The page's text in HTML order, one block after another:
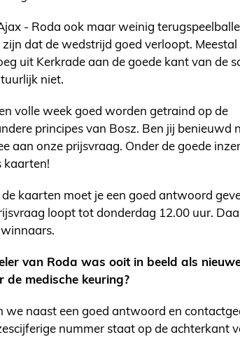
- Roda ook maar weinig
dat de wedstrijd goed verloopt. Meestal
uit Kerkrade aan de goede kant van de
niet.
volle week goed worden getraind op de
principes van Bosz. Ben jij benieuwd
aan onze prijsvraag. Onder de goede
kaarten!
kaarten moet je een goed antwoord
loopt tot donderdag 12.00 uur.
van Roda was ooit in beeld als
medische keuring?
we naast een goed antwoord en
nummer staat op de achterkant